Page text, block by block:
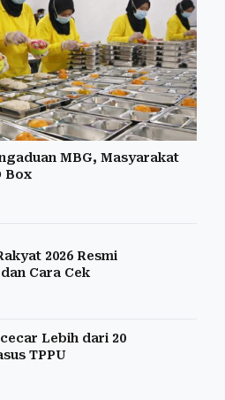
MBG, Masyarakat
Box
2026 Resmi
Cara Cek
Lebih dari 20
TPPU